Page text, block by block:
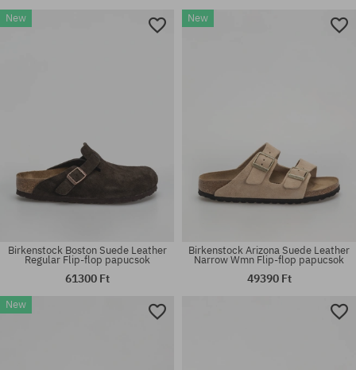
Elérhető méretek:
Elérhető méretek:
Elérhető méretek:
New
Birkenstock Boston Suede Leather
Regular Flip-flop papucsok
61300 Ft
New
Birkenstock Arizona Suede Leather
Narrow Wmn Flip-flop papucsok
49390 Ft
New